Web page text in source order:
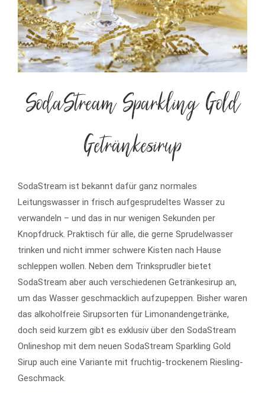
SodaStream Sparkling Gold
Getränkesirup
SodaStream ist bekannt dafür ganz normales
Leitungswasser in frisch aufgesprudeltes Wasser zu
verwandeln – und das in nur wenigen Sekunden per
Knopfdruck. Praktisch für alle, die gerne Sprudelwasser
trinken und nicht immer schwere Kisten nach Hause
schleppen wollen. Neben dem Trinksprudler bietet
SodaStream aber auch verschiedenen Getränkesirup an,
um das Wasser geschmacklich aufzupeppen. Bisher waren
das alkoholfreie Sirupsorten für Limonandengetränke,
doch seid kurzem gibt es exklusiv über den SodaStream
Onlineshop mit dem neuen SodaStream Sparkling Gold
Sirup auch eine Variante mit fruchtig-trockenem Riesling-
Geschmack.